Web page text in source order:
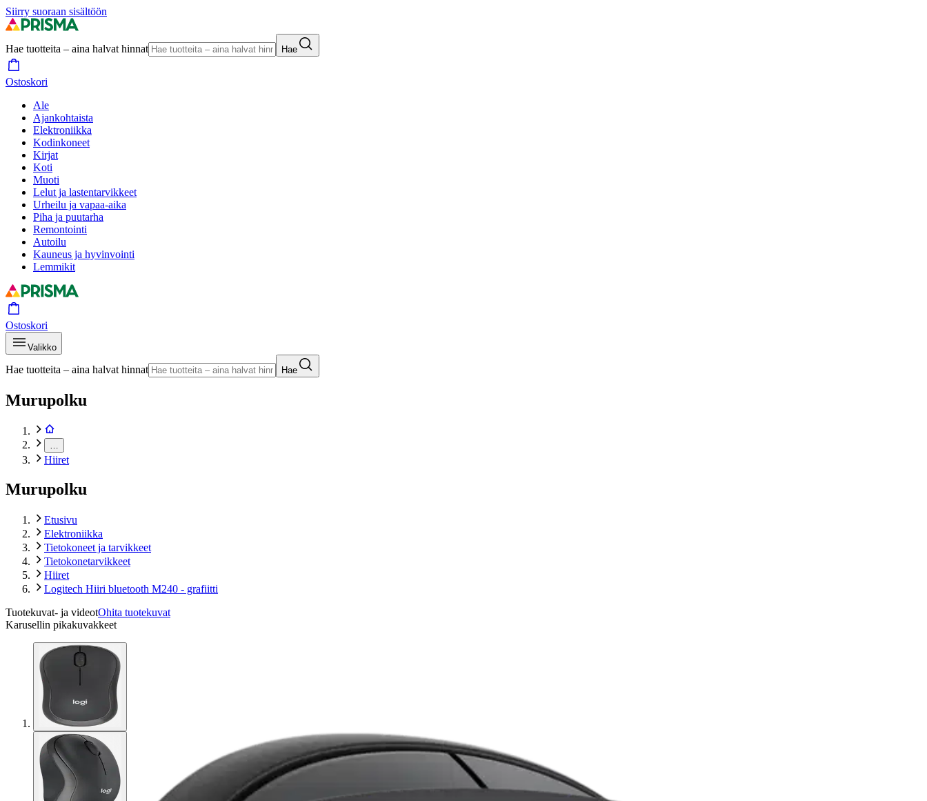
Siirry suoraan sisältöön
Hae tuotteita – aina halvat hinnat Hae
Ostoskori
Ale
Ajankohtaista
Elektroniikka
Kodinkoneet
Kirjat
Koti
Muoti
Lelut ja lastentarvikkeet
Urheilu ja vapaa-aika
Piha ja puutarha
Remontointi
Autoilu
Kauneus ja hyvinvointi
Lemmikit
Ostoskori
Valikko
Hae tuotteita – aina halvat hinnat Hae
Murupolku
Hiiret
Murupolku
Etusivu
Elektroniikka
Tietokoneet ja tarvikkeet
Tietokonetarvikkeet
Hiiret
Logitech Hiiri bluetooth M240 - grafiitti
Tuotekuvat- ja videotOhita tuotekuvat
Karusellin pikakuvakkeet